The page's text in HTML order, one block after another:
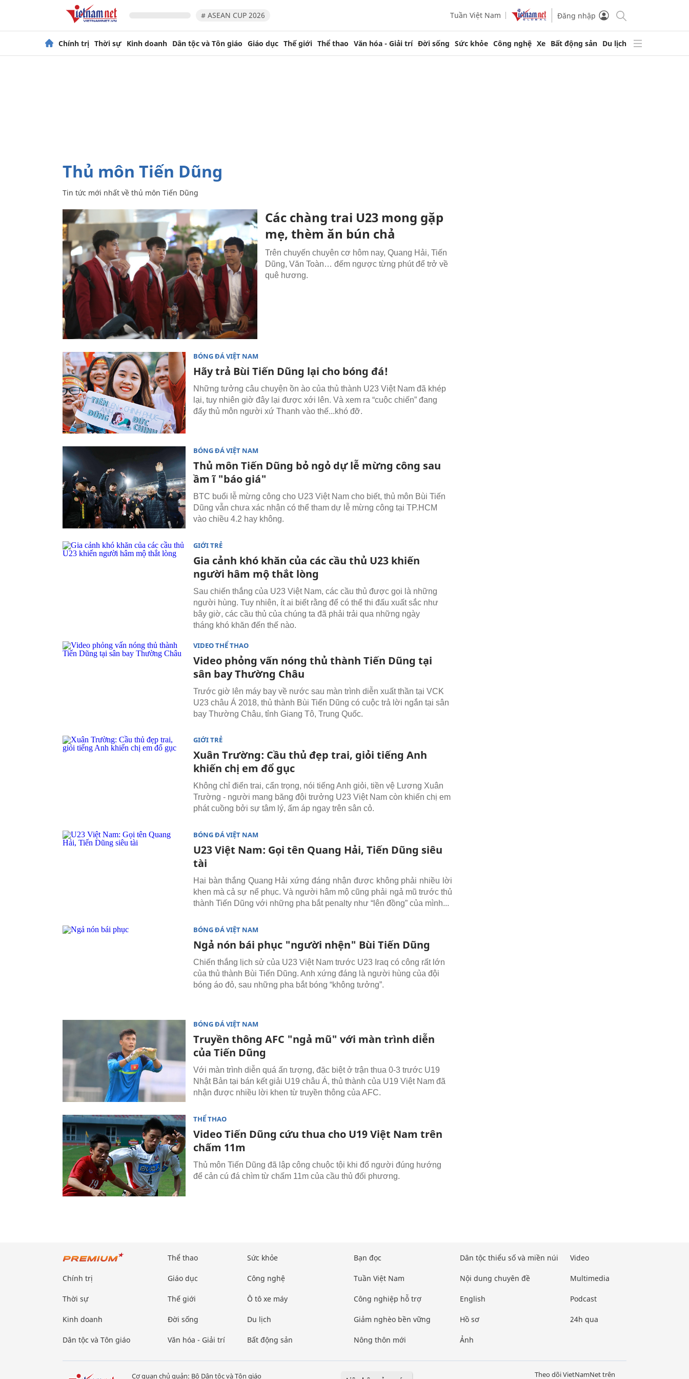
# ASEAN CUP 2026 Tuần Việt Nam Đăng nhập
Chính trị Thời sự Kinh doanh Dân tộc và Tôn giáo Giáo dục Thế giới Thể thao Văn hóa - Giải trí Đời sống Sức khỏe Công nghệ Xe Bất động sản Du lịch
thủ môn Tiến Dũng
Tin tức mới nhất về thủ môn Tiến Dũng
Các chàng trai U23 mong gặp
mẹ, thèm ăn bún chả
Trên chuyến chuyên cơ hôm nay, Quang Hải, Tiến
Dũng, Văn Toàn… đếm ngược từng phút để trở về
quê hương.
BÓNG ĐÁ VIỆT NAM
Hãy trả Bùi Tiến Dũng lại cho bóng đá!
Những tưởng câu chuyện ồn ào của thủ thành U23 Việt Nam đã khép
lại, tuy nhiên giờ đây lại được xới lên. Và xem ra “cuộc chiến” đang
đẩy thủ môn người xứ Thanh vào thế...khó đỡ.
BÓNG ĐÁ VIỆT NAM
Thủ môn Tiến Dũng bỏ ngỏ dự lễ mừng công sau
ầm ĩ "báo giá"
BTC buổi lễ mừng công cho U23 Việt Nam cho biết, thủ môn Bùi Tiến
Dũng vẫn chưa xác nhận có thể tham dự lễ mừng công tại TP.HCM
vào chiều 4.2 hay không.
GIỚI TRẺ
Gia cảnh khó khăn của các cầu thủ U23 khiến
người hâm mộ thắt lòng
Sau chiến thắng của U23 Việt Nam, các cầu thủ được gọi là những
người hùng. Tuy nhiên, ít ai biết rằng để có thể thi đấu xuất sắc như
bây giờ, các cầu thủ của chúng ta đã phải trải qua những ngày
tháng khó khăn đến thế nào.
VIDEO THỂ THAO
Video phỏng vấn nóng thủ thành Tiến Dũng tại
sân bay Thường Châu
Trước giờ lên máy bay về nước sau màn trình diễn xuất thần tại VCK
U23 châu Á 2018, thủ thành Bùi Tiến Dũng có cuộc trả lời ngắn tại sân
bay Thường Châu, tỉnh Giang Tô, Trung Quốc.
GIỚI TRẺ
Xuân Trường: Cầu thủ đẹp trai, giỏi tiếng Anh
khiến chị em đổ gục
Không chỉ điển trai, cẩn trọng, nói tiếng Anh giỏi, tiền vệ Lương Xuân
Trường - người mang băng đội trưởng U23 Việt Nam còn khiến chị em
phát cuồng bởi sự tâm lý, ấm áp ngay trên sân cỏ.
BÓNG ĐÁ VIỆT NAM
U23 Việt Nam: Gọi tên Quang Hải, Tiến Dũng siêu
tài
Hai bàn thắng Quang Hải xứng đáng nhận được không phải nhiều lời
khen mà cả sự nể phục. Và người hâm mộ cũng phải ngả mũ trước thủ
thành Tiến Dũng với những pha bắt penalty như “lên đồng” của mình...
BÓNG ĐÁ VIỆT NAM
Ngả nón bái phục "người nhện" Bùi Tiến Dũng
Chiến thắng lịch sử của U23 Việt Nam trước U23 Iraq có công rất lớn
của thủ thành Bùi Tiến Dũng. Anh xứng đáng là người hùng của đội
bóng áo đỏ, sau những pha bắt bóng “không tưởng”.
BÓNG ĐÁ VIỆT NAM
Truyền thông AFC "ngả mũ" với màn trình diễn
của Tiến Dũng
Với màn trình diễn quá ấn tượng, đặc biệt ở trận thua 0-3 trước U19
Nhật Bản tại bán kết giải U19 châu Á, thủ thành của U19 Việt Nam đã
nhận được nhiều lời khen từ truyền thông của AFC.
THỂ THAO
Video Tiến Dũng cứu thua cho U19 Việt Nam trên
chấm 11m
Thủ môn Tiến Dũng đã lập công chuộc tội khi đổ người đúng hướng
để cản cú đá chìm từ chấm 11m của cầu thủ đối phương.
Chính trị
Thời sự
Kinh doanh
Dân tộc và Tôn giáo
Thể thao
Giáo dục
Thế giới
Đời sống
Văn hóa - Giải trí
Sức khỏe
Công nghệ
Ô tô xe máy
Du lịch
Bất động sản
Bạn đọc
Tuần Việt Nam
Công nghiệp hỗ trợ
Giảm nghèo bền vững
Nông thôn mới
Dân tộc thiểu số và miền núi
Nội dung chuyên đề
English
Hồ sơ
Ảnh
Video
Multimedia
Podcast
24h qua
Cơ quan chủ quản: Bộ Dân tộc và Tôn giáo Theo dõi VietNamNet trên